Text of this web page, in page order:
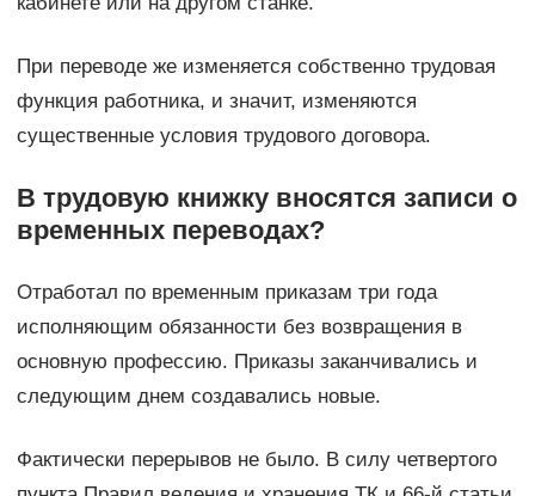
При переводе же изменяется собственно трудовая
функция работника, и значит, изменяются
существенные условия трудового договора.
В трудовую книжку вносятся записи о
временных переводах?
Отработал по временным приказам три года
исполняющим обязанности без возвращения в
основную профессию. Приказы заканчивались и
следующим днем создавались новые.
Фактически перерывов не было. В силу четвертого